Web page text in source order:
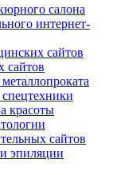
салона
интернет-
сайтов
сайтов
красоты
сайтов
эпиляции